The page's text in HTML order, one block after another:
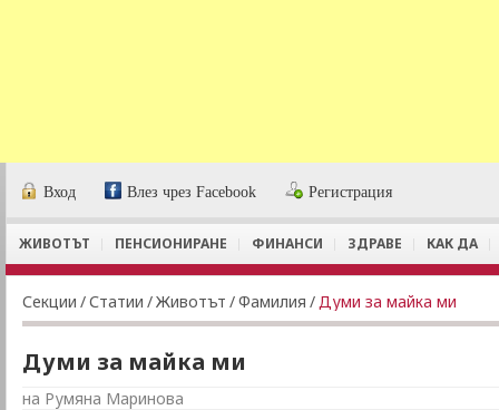
Вход Влез чрез Facebook Регистрация
ЖИВОТЪТ ПЕНСИОНИРАНЕ ФИНАНСИ ЗДРАВЕ КАК ДА
Секции /Статии /Животът /Фамилия /Думи за майка ми
Думи за майка ми
на Румяна Маринова